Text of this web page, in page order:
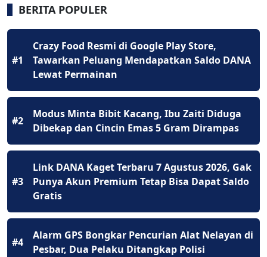
BERITA POPULER
#1
Crazy Food Resmi di Google Play Store,
Tawarkan Peluang Mendapatkan Saldo DANA
Lewat Permainan
#2
Modus Minta Bibit Kacang, Ibu Zaiti Diduga
Dibekap dan Cincin Emas 5 Gram Dirampas
#3
Link DANA Kaget Terbaru 7 Agustus 2026, Gak
Punya Akun Premium Tetap Bisa Dapat Saldo
Gratis
#4
Alarm GPS Bongkar Pencurian Alat Nelayan di
Pesbar, Dua Pelaku Ditangkap Polisi